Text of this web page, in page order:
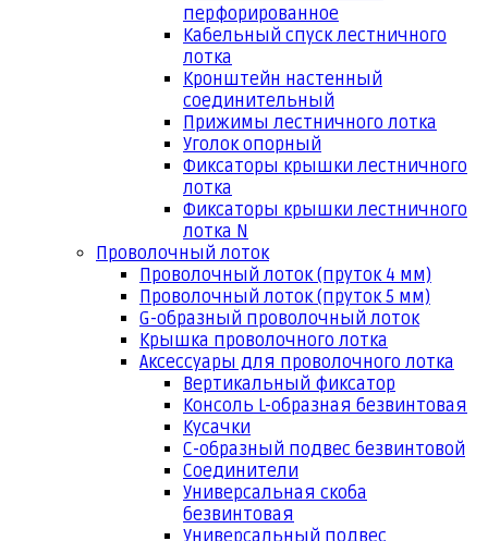
перфорированное
Кабельный спуск лестничного
лотка
Кронштейн настенный
соединительный
Прижимы лестничного лотка
Уголок опорный
Фиксаторы крышки лестничного
лотка
Фиксаторы крышки лестничного
лотка N
Проволочный лоток
Проволочный лоток (пруток 4 мм)
Проволочный лоток (пруток 5 мм)
G-образный проволочный лоток
Крышка проволочного лотка
Аксессуары для проволочного лотка
Вертикальный фиксатор
Консоль L-образная безвинтовая
Кусачки
С-образный подвес безвинтовой
Соединители
Универсальная скоба
безвинтовая
Универсальный подвес